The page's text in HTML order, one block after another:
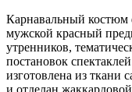
Карнавальный костюм
мужской красный
утренников,
постановок
изготовлена из ткани
и отделан